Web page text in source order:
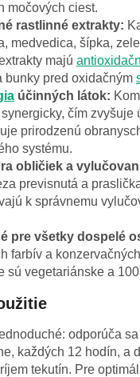
močových ciest.
rastlinné extrakty:
medvedica, šípka,
majú
bunky pred oxidačným
účinných látok:
čím zvyšuje
prirodzenú
systému.
obličiek a
previsnutá a p
k správnemu
pre všetky dospelé
farbív a
sú vegetariánske a
odporúča sa
každých 12 hodín, a
tekutín. Pre